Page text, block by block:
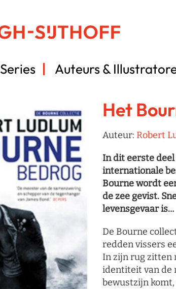
Series Auteurs &
Het
Auteur: Robert
In dit eerste
internationale
Bourne wordt
de zee gevist.
levensgevaar is…
De Bourne
redden vissers
In zijn rug zitten
identiteit van de
bewustzijn